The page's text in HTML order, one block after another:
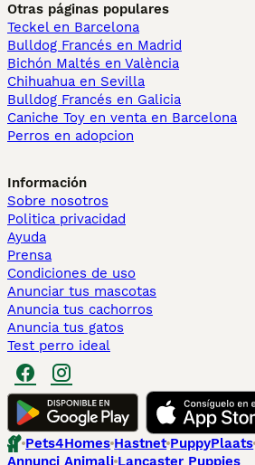
Otras páginas populares
Teckel en Barcelona
Bulldog Francés en Madrid
Bichón Maltés en València
Chihuahua en Sevilla
Bulldog Francés en Galicia
Caniche Toy en venta en Barcelona
Perros en adopcion
Información
Sobre nosotros
Politica privacidad
Ayuda
Prensa
Condiciones de uso
Anunciar tus mascotas
Anuncia tus cachorros
Anuncia tus gatos
Test perro ideal
Pets4Homes Hastnet PuppyPlaats